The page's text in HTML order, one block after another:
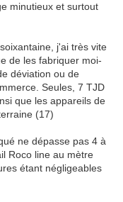
minutieux et surtout
j'ai très vite
de les fabriquer moi-
déviation ou de
Seules, 7 TJD
que les appareils de
(17)
ne dépasse pas 4 à
Roco line au mètre
étant négligeables